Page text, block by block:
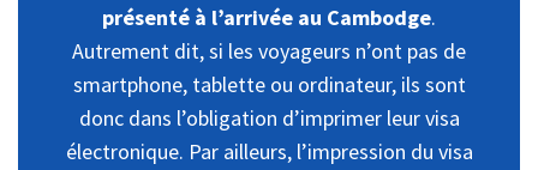
présenté à l’arrivée au Cambodge.
Autrement dit, si les voyageurs n’ont pas de
smartphone, tablette ou ordinateur, ils sont
donc dans l’obligation d’imprimer leur visa
électronique. Par ailleurs, l’impression du visa